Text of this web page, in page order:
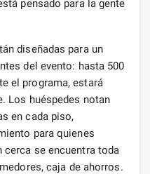
pensado para la gente
diseñadas para un
del evento: hasta 500
el programa, estará
Los huéspedes notan
en cada piso,
para quienes
cerca se encuentra toda
caja de ahorros.